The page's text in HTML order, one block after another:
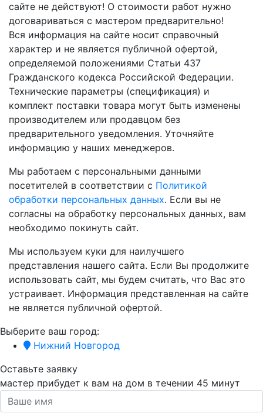
сайте не действуют! О стоимости работ нужно
договариваться с мастером предварительно!
Вся информация на сайте носит справочный
характер и не является публичной офертой,
определяемой положениями Статьи 437
Гражданского кодекса Российской Федерации.
Технические параметры (спецификация) и
комплект поставки товара могут быть изменены
производителем или продавцом без
предварительного уведомления. Уточняйте
информацию у наших менеджеров.
Мы работаем с персональными данными
посетителей в соответствии с Политикой
обработки персональных данных. Если вы не
согласны на обработку персональных данных, вам
необходимо покинуть сайт.
Мы используем куки для наилучшего
представления нашего сайта. Если Вы продолжите
использовать сайт, мы будем считать, что Вас это
устраивает. Информация представленная на сайте
не является публичной офертой.
Выберите ваш город:
Нижний Новгород
Оставьте заявку
мастер прибудет к вам на дом в течении 45 минут